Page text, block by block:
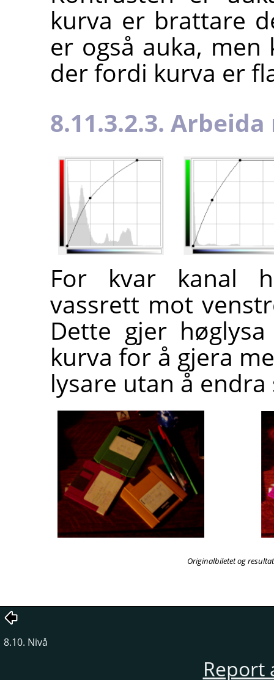
kurva er brattare
er også auka,
der fordi kurva er
8.11.3.2.3.
For kvar kanal
vassrett mot
Dette gjer
kurva for å gjera
lysare utan å endra
Originalbiletet og
8.10. Nivå
Report